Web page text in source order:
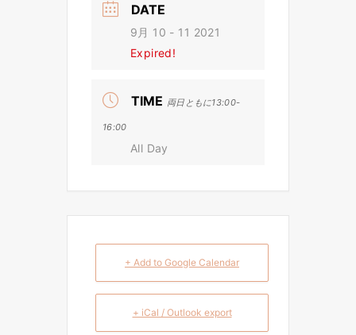
DATE
9月 10 - 11 2021
Expired!
TIME 両日ともに13:00-
16:00
All Day
+ Add to Google Calendar
+ iCal / Outlook export